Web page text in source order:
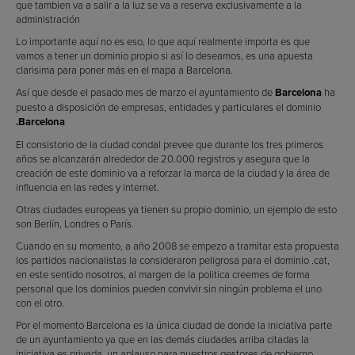
que tambien va a salir a la luz se va a reserva exclusivamente a la
administración
Lo importante aquí no es eso, lo que aquí realmente importa es que
vamos a tener un dominio propio si así lo deseamos, es una apuesta
clarisima para poner más en el mapa a Barcelona.
Así que desde el pasado mes de marzo el ayuntamiento de Barcelona ha
puesto a disposición de empresas, entidades y particulares el dominio
.Barcelona
El consistorio de la ciudad condal prevee que durante los tres primeros
años se alcanzarán alrededor de 20.000 registros y asegura que la
creación de este dominio va a reforzar la marca de la ciudad y la área de
influencia en las redes y internet.
Otras ciudades europeas ya tienen su propio dominio, un ejemplo de esto
son Berlín, Londres o París.
Cuando en su momento, a año 2008 se empezo a tramitar esta propuesta
los partidos nacionalistas la consideraron peligrosa para el dominio .cat,
en este sentido nosotros, al margen de la politica creemes de forma
personal que los dominios pueden convivir sin ningún problema el uno
con el otro.
Por el momento Barcelona es la única ciudad de donde la iniciativa parte
de un ayuntamiento ya que en las demás ciudades arriba citadas la